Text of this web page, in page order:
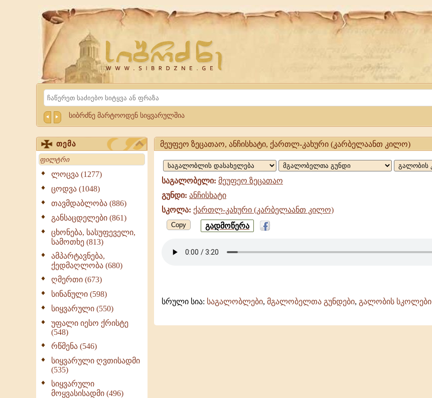
Website
Sibrdzne.ge
Search
სიბრძნე მარტოოდენ სიყვარულშია
თემა
Search
ლოცვა (1277)
ცოდვა (1048)
თავმდაბლობა (886)
განსაცდელები (861)
ცხონება, სასუფეველი,
სამოთხე (813)
ამპარტავნება,
ქედმაღლობა (680)
ღმერთი (673)
სინანული (598)
სიყვარული (550)
უფალი იესო ქრისტე
(548)
რწმენა (546)
სიყვარული ღვთისადმი
(535)
სიყვარული
მოყვასისადმი (496)
მეუფეო
ზეცათაო,
ანჩისხატი,
ქართლ-
კახური
მეუფეო ზეცათაო, ანჩისხატი, ქართლ-კახური (კარბელაანთ კილო)
საგალობელი: მეუფეო ზეცათაო
გუნდი: ანჩისხატი
სკოლა: ქართლ-კახური (კარბელაანთ კილო)
Copy გადმოწერა
სრული სია: საგალობლები, მგალობელთა გუნდები, გალობის სკოლები